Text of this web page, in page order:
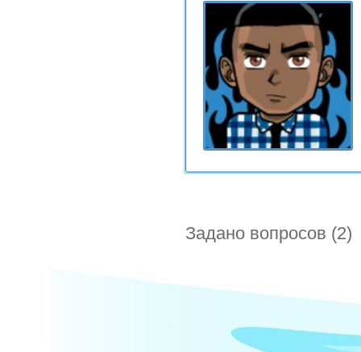
Задано вопросов (2)
где в
16 мая 2012 Отдых и туризм